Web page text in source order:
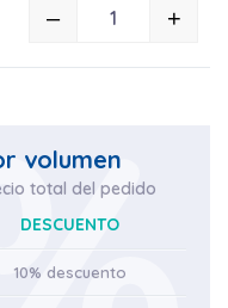
CARRO
– +
volumen
total del pedido
DESCUENTO
10% descuento